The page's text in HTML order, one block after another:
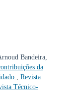
Bandeira,
da
, Revista
Técnico-